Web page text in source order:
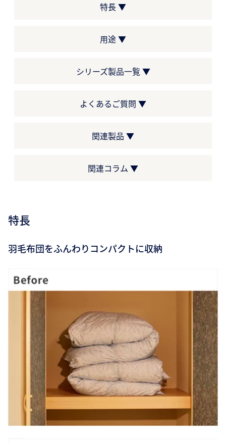
特長 ▼
用途 ▼
シリーズ製品一覧 ▼
よくあるご質問 ▼
関連製品 ▼
関連コラム ▼
特長
羽毛布団をふんわりコンパクトに収納